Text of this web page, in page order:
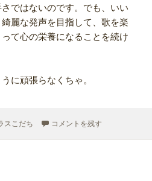
ではないのです。でも、いい
麗な発声を目指して、歌を楽
て心の栄養になることを続け
に頑張らなくちゃ。
スこだち シャンソン楽しかった に
コメントを残す